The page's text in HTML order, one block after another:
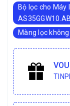
Bộ lọc cho Máy
Màng lọc